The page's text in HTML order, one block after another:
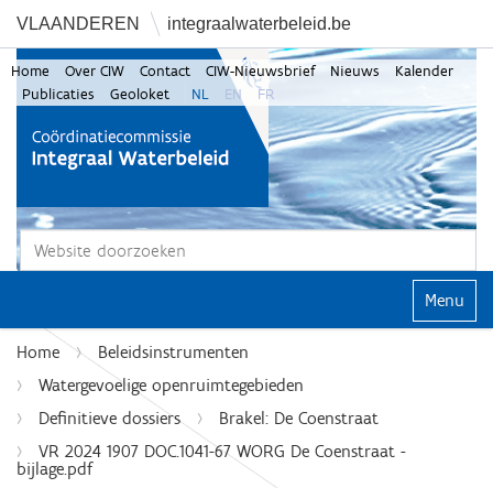
VLAANDEREN integraalwaterbeleid.be
Zoek
Home Over CIW Contact CIW-Nieuwsbrief Nieuws
Kalender
Publicaties
Geoloket NL EN FR
Klap
Home
Beleidsinstrumenten
Watergevoelige openruimtegebieden
Definitieve dossiers
Brakel: De Coenstraat
VR 2024 1907 DOC.1041-67 WORG De Coenstraat -
bijlage.pdf